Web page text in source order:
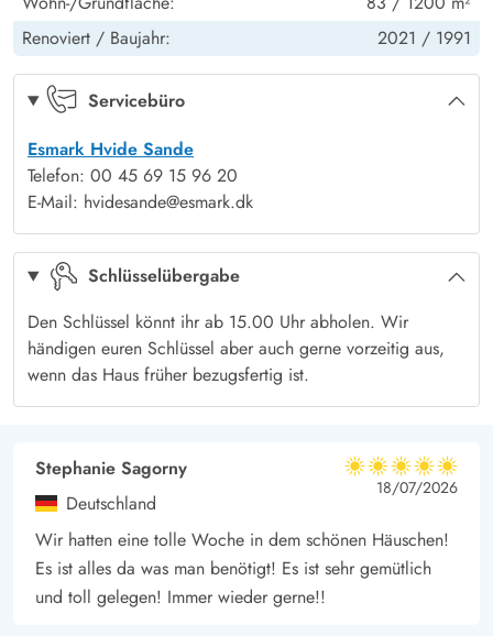
schmalen Landzunge und ist mit seinen kurzen Abständen zu
Fjord und Nordsee ein idealer Ausgangspunkt für
Spaziergänger, Wanderer, Radfahrer oder auch Wassersportler.
Der Surfhotspot Hvide Sande liegt nur 3 km entfernt. Hier
findet ihr auch eine Vielzahl von tollen Geschäften und
Restaurants.
Besucht doch einmal den Leuchtturm in Nr. Lyngvig oder radelt
über den Fjord Richtung Ringkøbing.
Renoviert / Baujahr: 2021 / 1991
Servicebüro
Esmark Hvide Sande
Telefon: 00 45 69 15 96 20
E-Mail: hvidesande@esmark.dk
Schlüsselübergabe
Den Schlüssel könnt ihr ab 15.00 Uhr abholen. Wir
händigen euren Schlüssel aber auch gerne vorzeitig aus,
wenn das Haus früher bezugsfertig ist.
Satellitenschüssel (deutsche Kanäle) Ja
Kinder: Kinderbett 1
Schaukeln
Stephanie Sagorny
Deutschland
5 von 5
5 von 5
5 out of 5
18/07/2026
Wir hatten eine tolle Woche in dem schönen Häuschen!
Es ist alles da was man benötigt! Es ist sehr gemütlich
und toll gelegen! Immer wieder gerne!!